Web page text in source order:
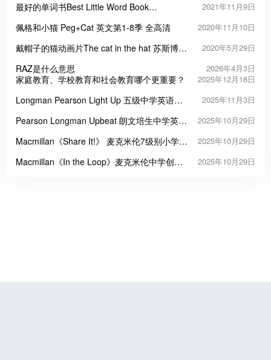
最好的单词书Best Little Word Book
2021年11月9日
佩格和小猫 Peg+Cat 英文第1-8季 全高清 2020年11月10日
戴帽子的猫动画片The cat in the hat 苏斯博士
2020年5月29日
RAZ是什么意思 2026年4月3日
家庭教育、学校教育和社会教育哪个更重要？ 2025年12月18日
Longman Pearson Light Up 五级中学英语教
2025年11月3日
Pearson Longman Upbeat 朗文培生中学英语
2025年10月29日
Macmillan《Share It!》 麦克米伦7级别小学英
2025年10月29日
Macmillan《In the Loop》麦克米伦中学创新
2025年10月29日